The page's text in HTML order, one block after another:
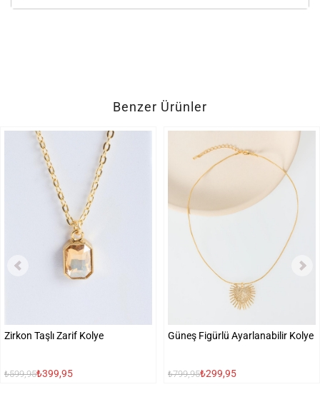
Benzer Ürünler
Zirkon Taşlı Zarif Kolye
₺599,95₺399,95
Güneş Figürlü Ayarlanabilir Kolye
₺799,95₺299,95